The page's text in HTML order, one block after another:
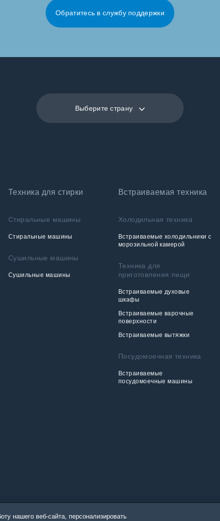
Обратитесь в службу поддержки
Выберите страну
Техника для стирки
Стиральные машины
Стиральные машины
Сушильные машины
Сушильные машины
Встраиваемая техника
Холодильная техника
Встраиваемые холодильники с
морозильной камерой
Техника для
приготовления пищи
Встраиваемые духовые
шкафы
Встраиваемые варочные
поверхности
Встраиваемые вытяжки
Посудомоечная техника
Встраиваемые
посудомоечные машины
нашего веб-сайта, персонализировать